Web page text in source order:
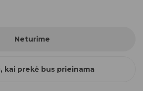
Neturime
kai prekė bus prieinama